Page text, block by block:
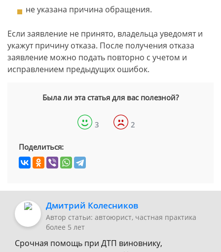
не указана причина обращения.
Если заявление не принято, владельца уведомят и
укажут причину отказа. После получения отказа
заявление можно подать повторно с учетом и
исправлением предыдущих ошибок.
Была ли эта статья для вас полезной?
3 2
Поделиться:
Дмитрий Колесников
Автор статьи: автоюрист, частная практика
более 5 лет
Срочная помощь при ДТП виновнику,